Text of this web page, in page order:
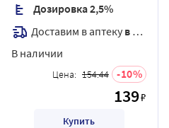
Дозировка 2,5%
Доставим в аптеку в течение 7 дней
В наличии
Цена: 154.44 10
139₽
Купить